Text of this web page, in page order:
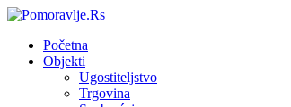
Početna
Objekti
Ugostiteljstvo
Trgovina